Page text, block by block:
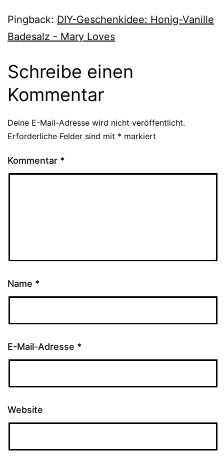
Pingback: DIY-Geschenkidee: Honig-Vanille
Badesalz - Mary Loves
Schreibe einen
Kommentar
Deine E-Mail-Adresse wird nicht veröffentlicht.
Erforderliche Felder sind mit * markiert
Kommentar *
Name *
E-Mail-Adresse *
Website